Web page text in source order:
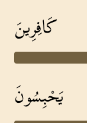
كَافِرِينَ
يَحْبِسُونَ